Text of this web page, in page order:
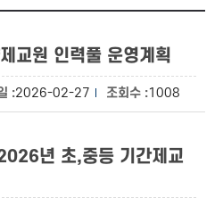
교원 인력풀 운영계획
2026-02-27 1008
년 초,중등 기간제교